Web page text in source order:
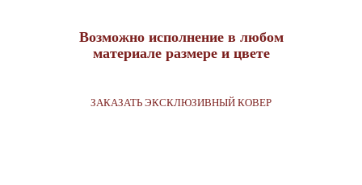
Возможно исполнение в любом
материале размере и цвете
ЗАКАЗАТЬ ЭКСКЛЮЗИВНЫЙ КОВЕР